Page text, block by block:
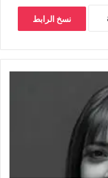
نسخ الرابط